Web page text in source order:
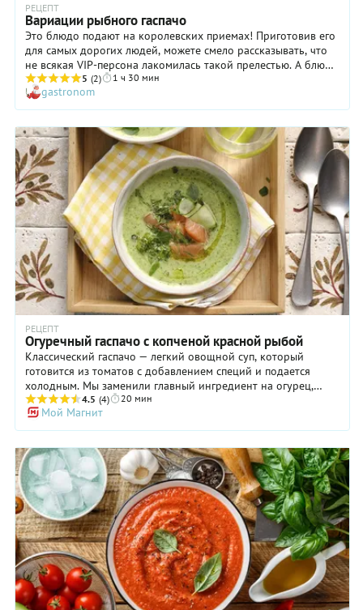
РЕЦЕПТ
Вариации рыбного гаспачо
Это блюдо подают на королевских приемах! Приготовив его
для самых дорогих людей, можете смело рассказывать, что
не всякая VIP-персона лакомилась такой прелестью. А блюдо
– действительно прелесть! Легкое, изящное и очень
эффектное.
5 (2) 1 ч 30 мин
gastronom
РЕЦЕПТ
Огуречный гаспачо с копченой красной рыбой
Классический гаспачо — легкий овощной суп, который
готовится из томатов с добавлением специй и подается
холодным. Мы заменили главный ингредиент на огурец,
добавили копченую рыбу для сытости и у нас получилось
чудесное первое блюдо — свежее как первая летняя зелень,
ароматное как летние цветы на солнечной лужайке и
нежное как первый лучик летнего солнца в окне. Не просто
блюдо, а сплошная гастрономическая поэзия! Огуречный
гаспачо можно готовить каждый день, варьируя и добавляя
любой ингредиент на свой вкус. Хотите больше зелени?
Добавьте руколу, шпинат или зеленый салат. Предпочитаете
более острые вкусы? В этом случае вам поможет молотый
чили или немного халапеньо. Добавьте авокадо — и
холодный суп станет еще питательнее. Еще более нежным
гаспачо получится, если вы приготовите его из мякоти
огурцов, без кожуры.
4.5 (4) 20 мин
Мой Магнит